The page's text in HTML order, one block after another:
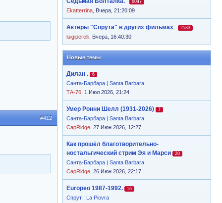
6047
Ekatterrina Вчера, 21:20:09
Актеры "Спрута" в других фильмах 2533
luigiperelli Вчера, 16:40:30
Новые темы
Дилан . 6
Санта-Барбара | Santa Barbara
ТА-76 , 1 Июл 2026, 21:24
Умер Ронни Шелл (1931-2026) 7
Санта-Барбара | Santa Barbara
CapRidge , 27 Июн 2026, 12:27
Как прошёл благотворительно-
ностальгический стрим Эя и Марси
20
Санта-Барбара | Santa Barbara
CapRidge , 26 Июн 2026, 22:17
Europeo 1987-1992. 16
Спрут | La Piovra
#412